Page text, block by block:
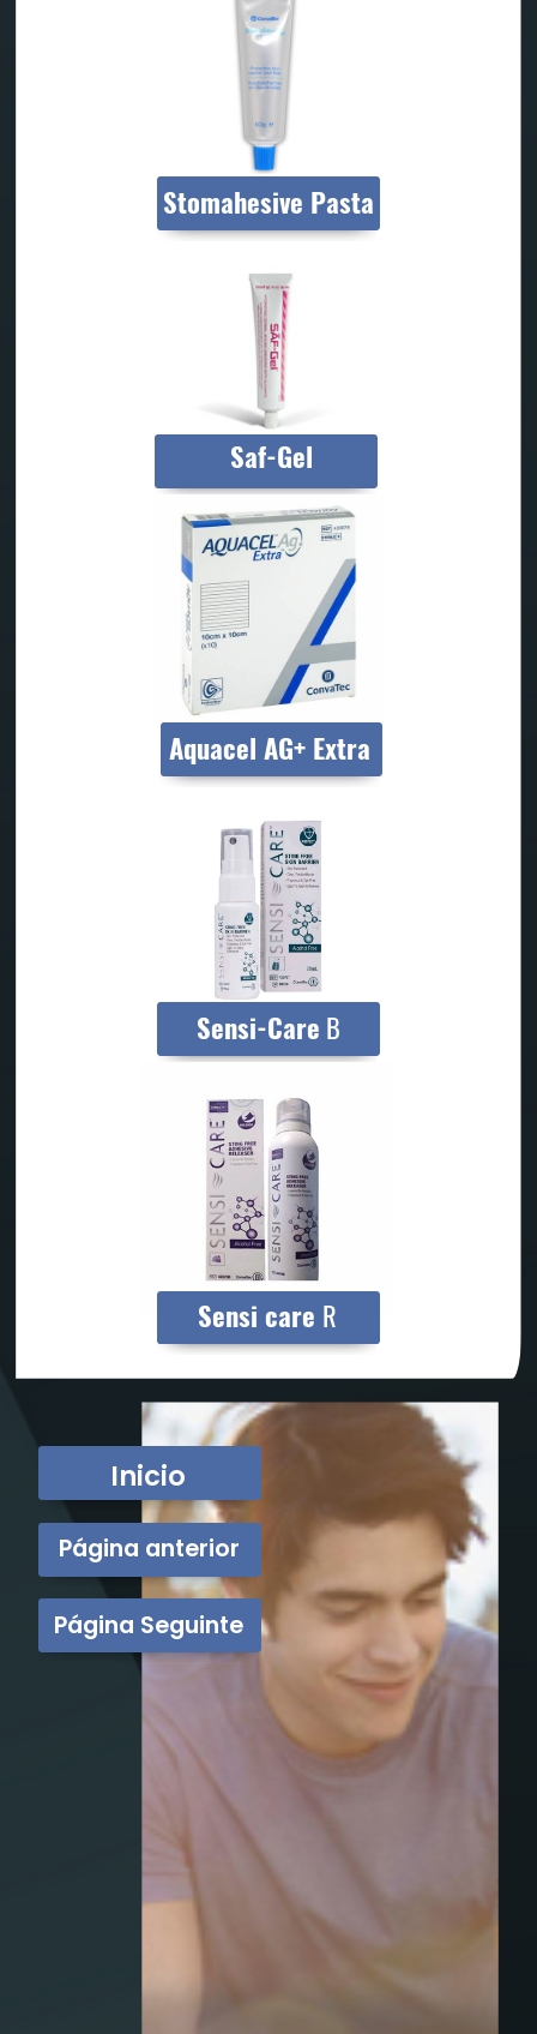
Stomahesive Pasta
Aquacel AG+ Extra
Saf-Gel
Sensi care R
Sensi-Care B
Inicio
Página anterior
Página Seguinte